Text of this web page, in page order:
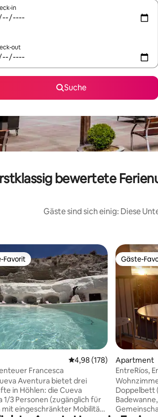
in
out
Suche
bewertete
Gäste sind sich einig: Diese
Gäste-Favorit.
Favorit
Durchschnittliche
4,98 (178)
Francesca
Aventura bietet drei
in Höhlen: die Cueva
1/3 Personen (zugänglich für
mit eingeschränkter Mobilität),
Gäste-
Gäste-
Apartment
EntreRíos,
Doppelbett